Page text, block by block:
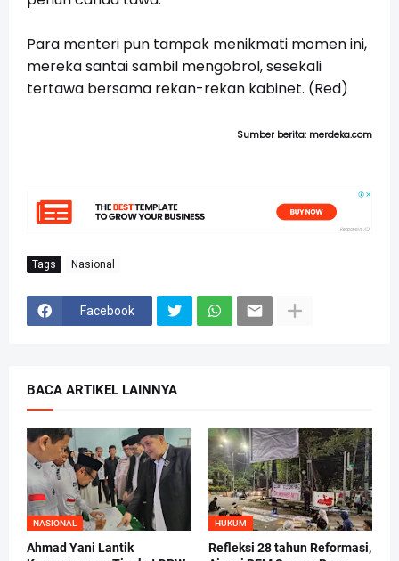
Para menteri pun tampak menikmati momen ini,
mereka santai sambil mengobrol, sesekali
tertawa bersama rekan-rekan kabinet. (Red)
Sumber berita: merdeka.com
Tags Nasional
Facebook
BACA ARTIKEL LAINNYA
NASIONAL
Ahmad Yani Lantik
HUKUM
Refleksi 28 tahun Reformasi,